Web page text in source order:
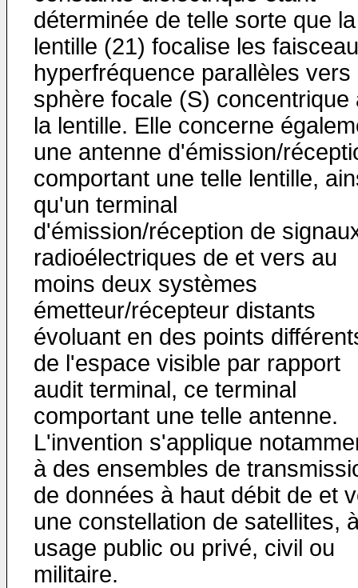
déterminée de telle sorte que la
lentille (21) focalise les
hyperfréquence parallèles vers
sphère focale (S) concentrique
la lentille. Elle concerne
une antenne d'émission/
comportant une telle lentille,
qu'un terminal
d'émission/réception de
radioélectriques de et vers au
moins deux systèmes
émetteur/récepteur distants
évoluant en des points
de l'espace visible par rapport
audit terminal, ce terminal
comportant une telle antenne.
L'invention s'applique
à des ensembles de
de données à haut débit de et
une constellation de satellites,
usage public ou privé, civil ou
militaire.